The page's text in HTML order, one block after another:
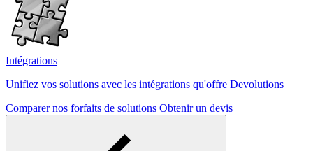
Intégrations
Unifiez vos solutions avec les intégrations qu'offre Devolutions
Comparer nos forfaits de solutions Obtenir un devis